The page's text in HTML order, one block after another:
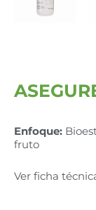
Enfoque:
fruto
Ver ficha